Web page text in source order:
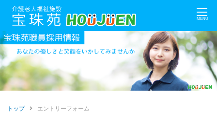
Skip
content
MENU
トップ エントリーフォーム